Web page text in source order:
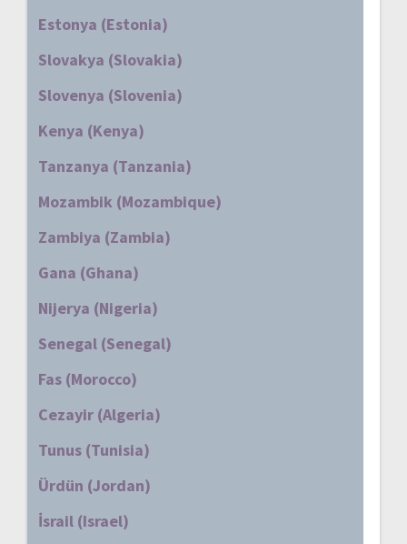
Estonya (Estonia)
Slovakya (Slovakia)
Slovenya (Slovenia)
Kenya (Kenya)
Tanzanya (Tanzania)
Mozambik (Mozambique)
Zambiya (Zambia)
Gana (Ghana)
Nijerya (Nigeria)
Senegal (Senegal)
Fas (Morocco)
Cezayir (Algeria)
Tunus (Tunisia)
Ürdün (Jordan)
İsrail (Israel)